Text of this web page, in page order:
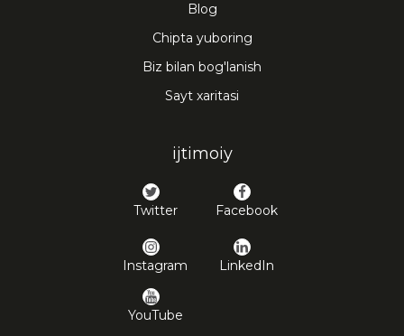
Blog
Chipta yuboring
Biz bilan bog'lanish
Sayt xaritasi
ijtimoiy
Twitter Facebook
Instagram LinkedIn
YouTube